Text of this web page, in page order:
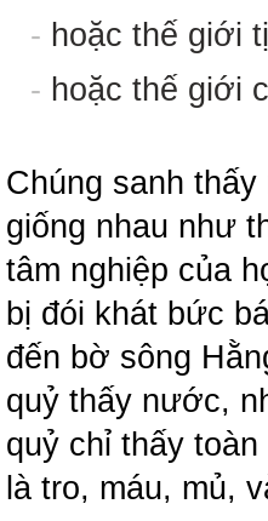
- hoặc thế giới
- hoặc thế giới
Chúng sanh
giống nhau như
tâm nghiệp của
bị đói khát bức
đến bờ sông
quỷ thấy nước,
quỷ chỉ thấy
là tro, máu, mủ,